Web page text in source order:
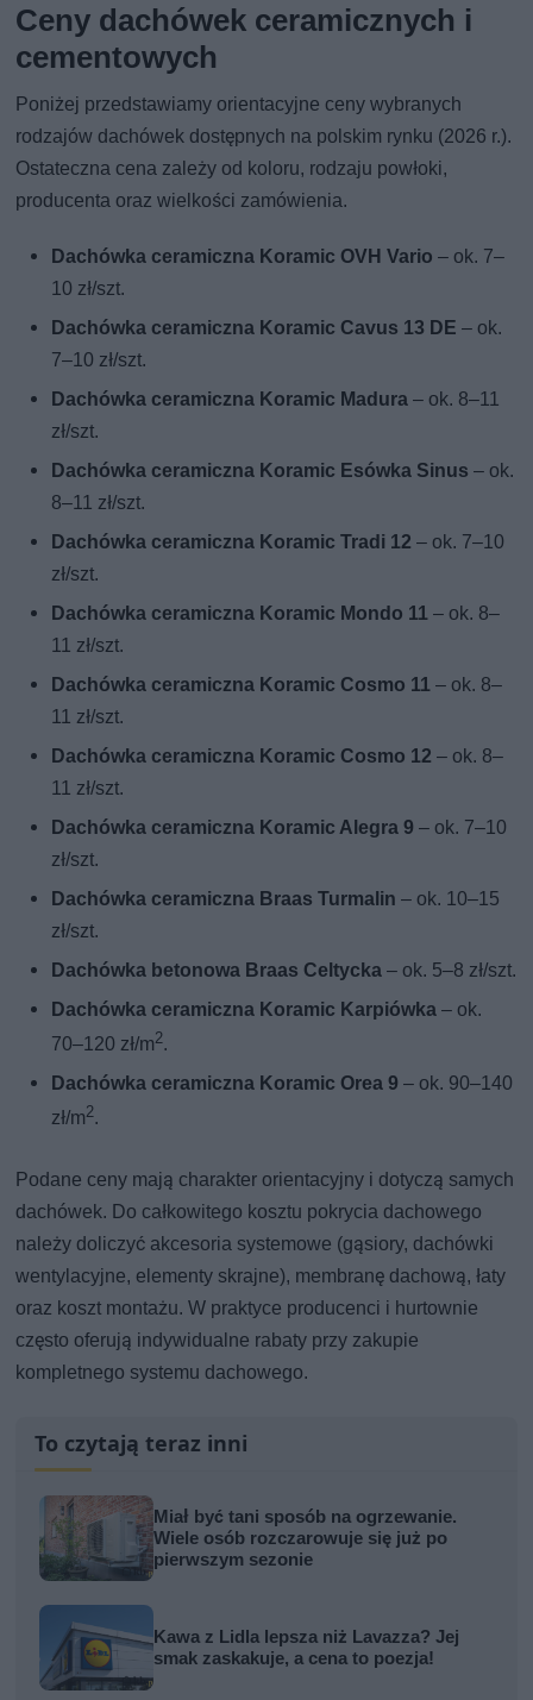
Ceny dachówek ceramicznych i
cementowych
Poniżej przedstawiamy orientacyjne ceny wybranych
rodzajów dachówek dostępnych na polskim rynku (2026 r.).
Ostateczna cena zależy od koloru, rodzaju powłoki,
producenta oraz wielkości zamówienia.
Dachówka ceramiczna Koramic OVH Vario – ok. 7–
10 zł/szt.
Dachówka ceramiczna Koramic Cavus 13 DE – ok.
7–10 zł/szt.
Dachówka ceramiczna Koramic Madura – ok. 8–11
zł/szt.
Dachówka ceramiczna Koramic Esówka Sinus – ok.
8–11 zł/szt.
Dachówka ceramiczna Koramic Tradi 12 – ok. 7–10
zł/szt.
Dachówka ceramiczna Koramic Mondo 11 – ok. 8–
11 zł/szt.
Dachówka ceramiczna Koramic Cosmo 11 – ok. 8–
11 zł/szt.
Dachówka ceramiczna Koramic Cosmo 12 – ok. 8–
11 zł/szt.
Dachówka ceramiczna Koramic Alegra 9 – ok. 7–10
zł/szt.
Dachówka ceramiczna Braas Turmalin – ok. 10–15
zł/szt.
Dachówka betonowa Braas Celtycka – ok. 5–8 zł/szt.
Dachówka ceramiczna Koramic Karpiówka – ok.
70–120 zł/m2.
Dachówka ceramiczna Koramic Orea 9 – ok. 90–140
zł/m2.
Podane ceny mają charakter orientacyjny i dotyczą samych
dachówek. Do całkowitego kosztu pokrycia dachowego
należy doliczyć akcesoria systemowe (gąsiory, dachówki
wentylacyjne, elementy skrajne), membranę dachową, łaty
oraz koszt montażu. W praktyce producenci i hurtownie
często oferują indywidualne rabaty przy zakupie
kompletnego systemu dachowego.
To czytają teraz inni
Miał być tani sposób na ogrzewanie.
Wiele osób rozczarowuje się już po
pierwszym sezonie
Kawa z Lidla lepsza niż Lavazza? Jej
smak zaskakuje, a cena to poezja!